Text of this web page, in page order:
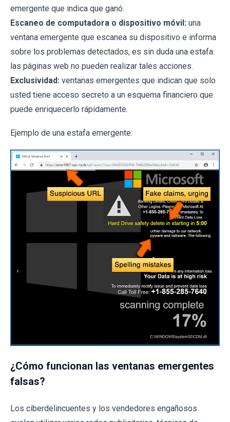
emergente que indica que ganó.
Escaneo de computadora o dispositivo móvil: una
ventana emergente que escanea su dispositivo e informa
sobre los problemas detectados, es sin duda una estafa:
las páginas web no pueden realizar tales acciones.
Exclusividad: ventanas emergentes que indican que solo
usted tiene acceso secreto a un esquema financiero que
puede enriquecerlo rápidamente.
Ejemplo de una estafa emergente:
¿Cómo funcionan las ventanas emergentes
falsas?
Los ciberdelincuentes y los vendedores engañosos